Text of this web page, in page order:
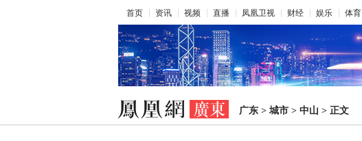
首页 资讯 视频 直播 凤凰卫视 财经 娱乐 体育
广东 > 城市 > 中山 > 正文